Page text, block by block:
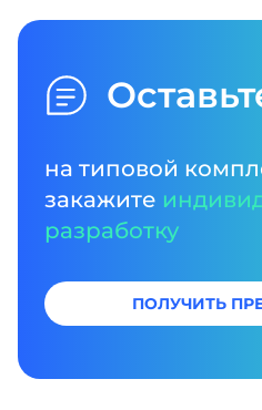
на типовой
закажите
разработку
ПОЛУЧИТЬ